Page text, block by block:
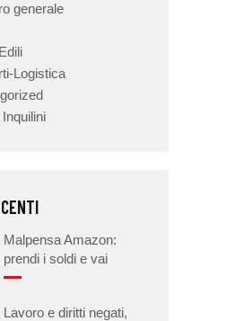
generale
Logistica
Malpensa Amazon:
prendi i soldi e vai
Lavoro e diritti negati,